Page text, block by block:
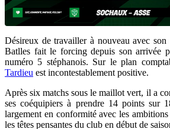
Désireux de travailler à nouveau avec son
Batlles fait le forcing depuis son arrivée
numéro 5 stéphanois. Sur le plan
Tardieu est incontestablement positive.
Après six matchs sous le maillot vert, il a
ses coéquipiers à prendre 14 points sur
largement en conformité avec les
les têtes pensantes du club en début de